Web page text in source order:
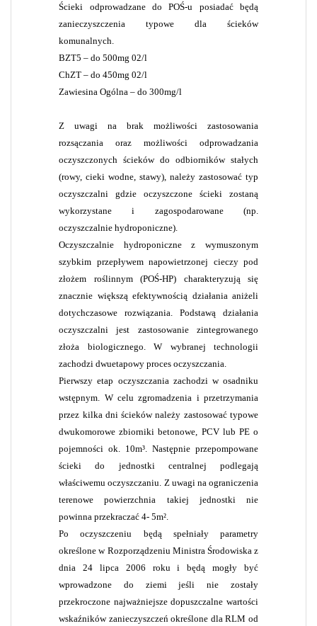
Ścieki odprowadzane do POŚ-u posiadać będą
zanieczyszczenia typowe dla ścieków
komunalnych.
BZT5 – do 500mg 02/l
ChZT – do 450mg 02/l
Zawiesina Ogólna – do 300mg/l
Z uwagi na brak możliwości zastosowania
rozsączania oraz możliwości odprowadzania
oczyszczonych ścieków do odbiorników stałych
(rowy, cieki wodne, stawy), należy zastosować typ
oczyszczalni gdzie oczyszczone ścieki zostaną
wykorzystane i zagospodarowane (np.
oczyszczalnie hydroponiczne).
Oczyszczalnie hydroponiczne z wymuszonym
szybkim przepływem napowietrzonej cieczy pod
złożem roślinnym (POŚ-HP) charakteryzują się
znacznie większą efektywnością działania aniżeli
dotychczasowe rozwiązania.Podstawą działania
oczyszczalni jest zastosowanie zintegrowanego
złoża biologicznego. W wybranej technologii
zachodzi dwuetapowy proces oczyszczania.
Pierwszy etap oczyszczania zachodzi w osadniku
wstępnym. W celu zgromadzenia i przetrzymania
przez kilka dni ścieków należy zastosować typowe
dwukomorowe zbiorniki betonowe, PCV lub PE o
pojemności ok. 10m³. Następnie przepompowane
ścieki do jednostki centralnej podlegają
właściwemu oczyszczaniu. Z uwagi na ograniczenia
terenowe powierzchnia takiej jednostki nie
powinna przekraczać 4- 5m².
Po oczyszczeniu będą spełniały parametry
określone w Rozporządzeniu Ministra Środowiska z
dnia 24 lipca 2006 roku i będą mogły być
wprowadzone do ziemi jeśli nie zostały
przekroczone najważniejsze dopuszczalne wartości
wskaźników zanieczyszczeń określone dla RLM od